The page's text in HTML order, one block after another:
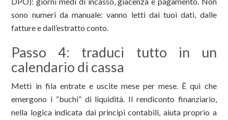
sono numeri da manuale: vanno letti dai tuoi dati, dalle
fatture e dall’estratto conto.
Passo 4: traduci tutto in un
calendario di cassa
Metti in fila entrate e uscite mese per mese. È qui che
emergono i “buchi” di liquidità. Il rendiconto finanziario,
nella logica indicata dai principi contabili, aiuta proprio a